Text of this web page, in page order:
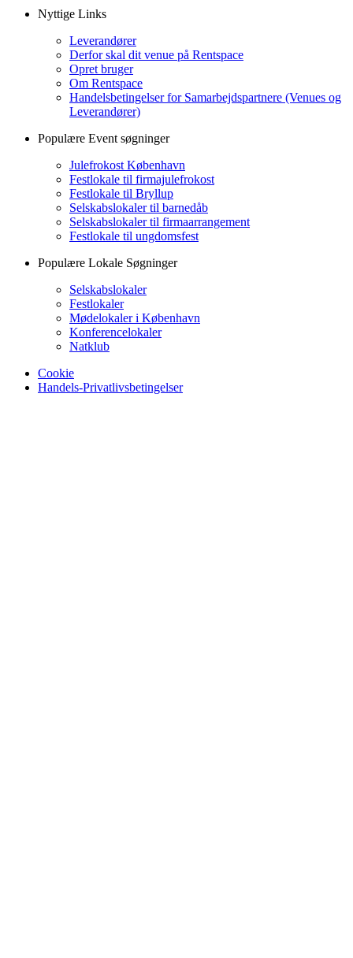
Nyttige Links
Leverandører
Derfor skal dit venue på Rentspace
Opret bruger
Om Rentspace
Handelsbetingelser for Samarbejdspartnere (Venues og
Leverandører)
Populære Event søgninger
Julefrokost København
Festlokale til firmajulefrokost
Festlokale til Bryllup
Selskabslokaler til barnedåb
Selskabslokaler til firmaarrangement
Festlokale til ungdomsfest
Populære Lokale Søgninger
Selskabslokaler
Festlokaler
Mødelokaler i København
Konferencelokaler
Natklub
Cookie
Handels-Privatlivsbetingelser